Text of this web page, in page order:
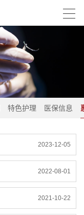
特色护理 医保信息
2023-12-05
2022-08-01
2021-10-22